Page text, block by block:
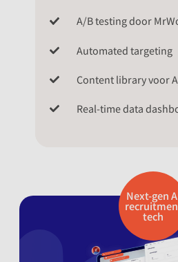
A/B testing door
Automated targeting
Content library voor
Real-time data
Next-gen
tech